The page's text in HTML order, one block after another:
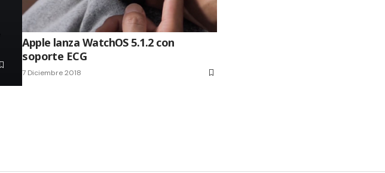
Apple lanza WatchOS 5.1.2 con
soporte ECG
7 Diciembre 2018